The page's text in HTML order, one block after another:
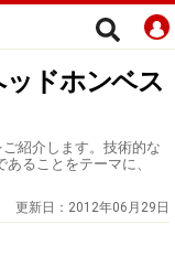
ドホンベス
紹介します。技術的な
ることをテーマに、
更新日： 2012年06月29日